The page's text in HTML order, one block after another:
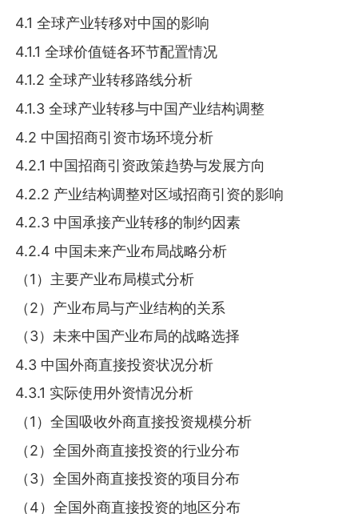
4.1 全球产业转移对中国的影响
4.1.1 全球价值链各环节配置情况
4.1.2 全球产业转移路线分析
4.1.3 全球产业转移与中国产业结构调整
4.2 中国招商引资市场环境分析
4.2.1 中国招商引资政策趋势与发展方向
4.2.2 产业结构调整对区域招商引资的影响
4.2.3 中国承接产业转移的制约因素
4.2.4 中国未来产业布局战略分析
（1）主要产业布局模式分析
（2）产业布局与产业结构的关系
（3）未来中国产业布局的战略选择
4.3 中国外商直接投资状况分析
4.3.1 实际使用外资情况分析
（1）全国吸收外商直接投资规模分析
（2）全国外商直接投资的行业分布
（3）全国外商直接投资的项目分布
（4）全国外商直接投资的地区分布